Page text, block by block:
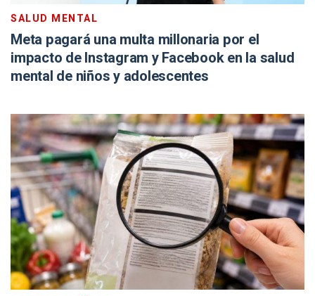
SALUD MENTAL
Meta pagará una multa millonaria por el
impacto de Instagram y Facebook en la salud
mental de niños y adolescentes